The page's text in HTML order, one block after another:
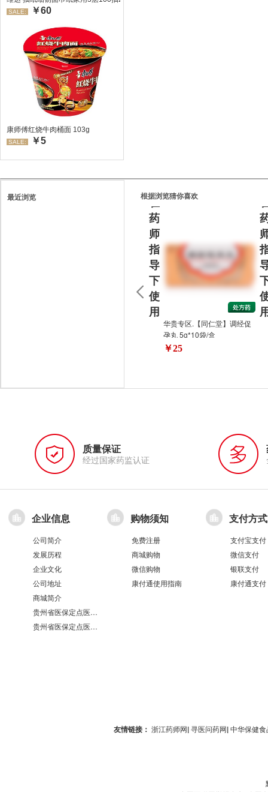
SALE: ￥60
康师傅红烧牛肉桶面 103g
SALE: ￥5
最近浏览 根据浏览猜你喜欢
在
药
师
指
导
下
使
用
华贵专区.【同仁堂】调经促
孕丸 5g*10袋/盒
￥25
质量保证
经过国家药监认证
企业信息
公司简介
发展历程
企业文化
公司地址
商城简介
贵州省医保定点医疗机构医保服务情况表（第551分店）
贵州省医保定点医疗机构医保服务情况表（第100分店）
购物须知
免费注册
商城购物
微信购物
康付通使用指南
支付方式
支付宝支付
微信支付
银联支付
康付通支付
友情链接： 浙江药师网| 寻医问药网| 中华保健食